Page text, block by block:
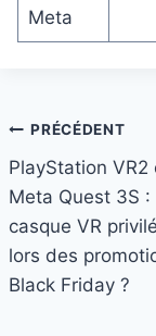
Meta
Navigation
de
l’article
PRÉCÉDENT
PlayStation VR2
Meta Quest 3S :
casque VR
lors des
Black Friday ?